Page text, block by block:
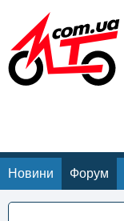
Новини Форум